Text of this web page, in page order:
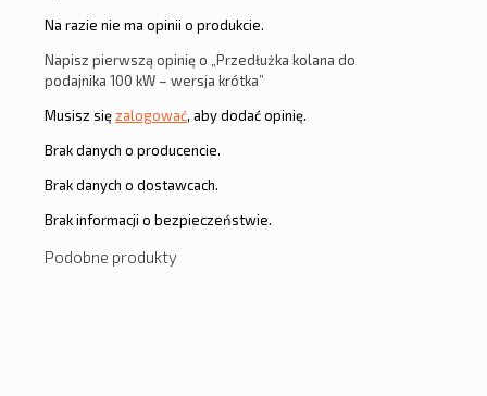
Na razie nie ma opinii o produkcie.
Napisz pierwszą opinię o „Przedłużka kolana do
podajnika 100 kW – wersja krótka”
Musisz sięzalogować, aby dodać opinię.
Brak danych o producencie.
Brak danych o dostawcach.
Brak informacji o bezpieczeństwie.
Podobne produkty